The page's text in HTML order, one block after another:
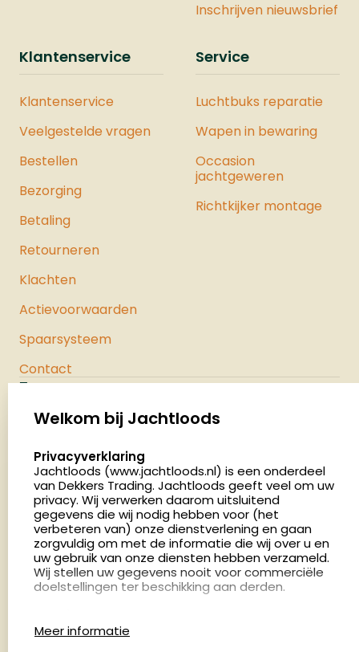
Inschrijven nieuwsbrief
Klantenservice
Klantenservice
Veelgestelde vragen
Bestellen
Bezorging
Betaling
Retourneren
Klachten
Actievoorwaarden
Spaarsysteem
Contact
Service
Luchtbuks reparatie
Wapen in bewaring
Occasion
jachtgeweren
Richtkijker montage
Palenrij 1
Nederland
4.8
2879 beoordelingen
Openingstijden
Dinsdag en donderdag: 13:00 - 17:00 én 18:00 - 21:00
uur
Afspraak maken
Welkom bij Jachtloods
select language
Privacyverklaring
Jachtloods (www.jachtloods.nl) is een onderdeel
van Dekkers Trading. Jachtloods geeft veel om uw
privacy. Wij verwerken daarom uitsluitend
gegevens die wij nodig hebben voor (het
verbeteren van) onze dienstverlening en gaan
zorgvuldig om met de informatie die wij over u en
uw gebruik van onze diensten hebben verzameld.
Wij stellen uw gegevens nooit voor commerciële
doelstellingen ter beschikking aan derden.
Meer informatie